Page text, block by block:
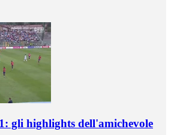
gli highlights dell'amichevole